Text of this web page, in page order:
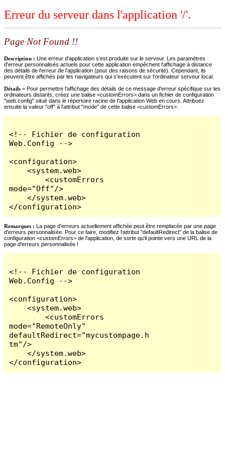
Erreur du serveur dans l'application '/'.
Page Not Found !!
Description : Une erreur d'application s'est produite sur le serveur. Les paramètres
d'erreur personnalisés actuels pour cette application empêchent l'affichage à distance
des détails de l'erreur de l'application (pour des raisons de sécurité). Cependant, ils
peuvent être affichés par les navigateurs qui s'exécutent sur l'ordinateur serveur local.
Détails = Pour permettre l'affichage des détails de ce message d'erreur spécifique sur les
ordinateurs distants, créez une balise <customErrors> dans un fichier de configuration
"web.config" situé dans le répertoire racine de l'application Web en cours. Attribuez
ensuite la valeur "off" à l'attribut "mode" de cette balise <customErrors>.
<!-- Fichier de configuration
Web.Config -->
<configuration>
    <system.web>
        <customErrors
mode="Off"/>
    </system.web>
</configuration>
Remarques : La page d'erreurs actuellement affichée peut être remplacée par une page
d'erreurs personnalisée. Pour ce faire, modifiez l'attribut "defaultRedirect" de la balise de
configuration <customErrors> de l'application, de sorte qu'il pointe vers une URL de la
page d'erreurs personnalisée !
<!-- Fichier de configuration
Web.Config -->
<configuration>
    <system.web>
        <customErrors
mode="RemoteOnly"
defaultRedirect="mycustompage.h
tm"/>
    </system.web>
</configuration>